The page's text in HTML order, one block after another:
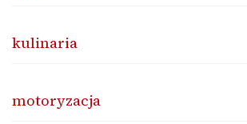
kulinaria
motoryzacja